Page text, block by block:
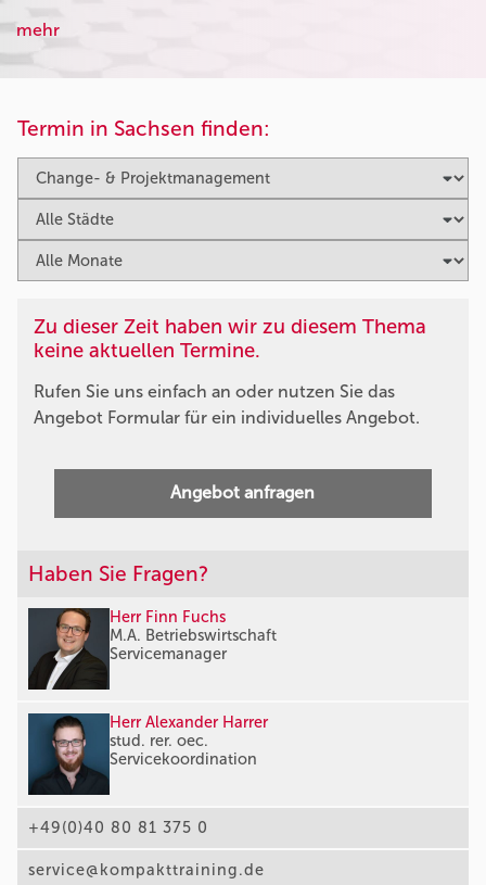
mehr
Termin in Sachsen finden:
Zu dieser Zeit haben wir zu diesem Thema
keine aktuellen Termine.
Rufen Sie uns einfach an oder nutzen Sie das
Angebot Formular für ein individuelles Angebot.
Angebot anfragen
Haben Sie Fragen?
Herr Finn Fuchs
M.A. Betriebswirtschaft
Servicemanager
Herr Alexander Harrer
stud. rer. oec.
Servicekoordination
+49(0)40 80 81 375 0
service@kompakttraining.de